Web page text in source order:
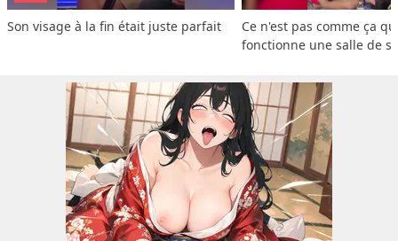
Son visage à la fin était juste parfait
Ce n'est pas comme ça
fonctionne une salle de